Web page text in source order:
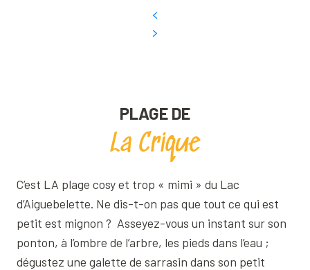
PLAGE DE
La Crique
C’est LA plage cosy et trop « mimi » du Lac
d’Aiguebelette. Ne dis-t-on pas que tout ce qui est
petit est mignon ? Asseyez-vous un instant sur son
ponton, à l’ombre de l’arbre, les pieds dans l’eau ;
dégustez une galette de sarrasin dans son petit